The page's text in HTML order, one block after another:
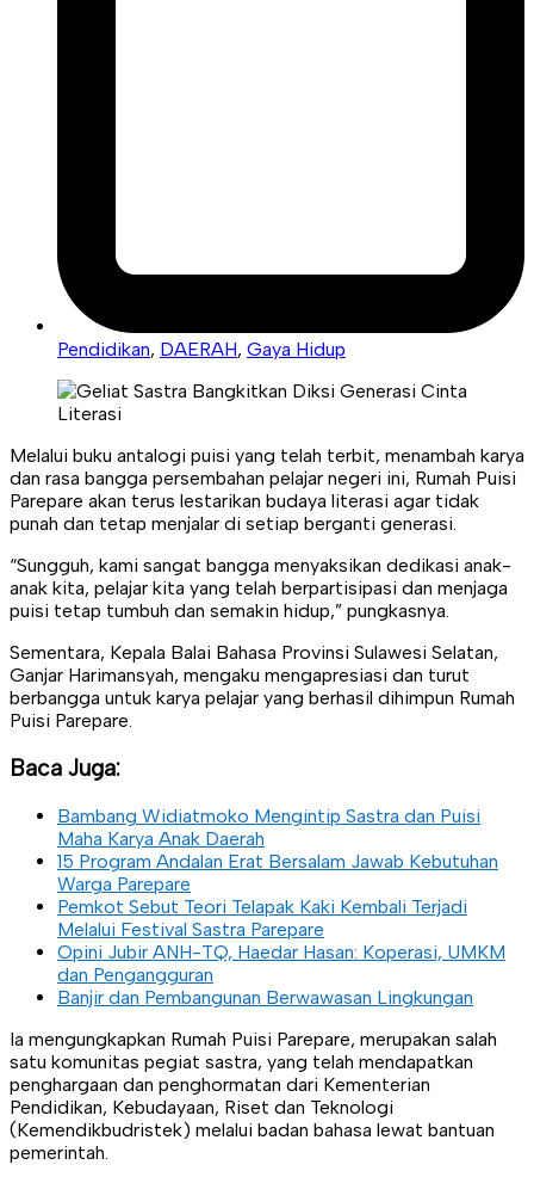
Pendidikan, DAERAH, Gaya Hidup
Melalui buku antalogi puisi yang telah terbit, menambah karya
dan rasa bangga persembahan pelajar negeri ini, Rumah Puisi
Parepare akan terus lestarikan budaya literasi agar tidak
punah dan tetap menjalar di setiap berganti generasi.
“Sungguh, kami sangat bangga menyaksikan dedikasi anak-
anak kita, pelajar kita yang telah berpartisipasi dan menjaga
puisi tetap tumbuh dan semakin hidup,” pungkasnya.
Sementara, Kepala Balai Bahasa Provinsi Sulawesi Selatan,
Ganjar Harimansyah, mengaku mengapresiasi dan turut
berbangga untuk karya pelajar yang berhasil dihimpun Rumah
Puisi Parepare.
Baca Juga:
Bambang Widiatmoko Mengintip Sastra dan Puisi
Maha Karya Anak Daerah
15 Program Andalan Erat Bersalam Jawab Kebutuhan
Warga Parepare
Pemkot Sebut Teori Telapak Kaki Kembali Terjadi
Melalui Festival Sastra Parepare
Opini Jubir ANH-TQ, Haedar Hasan: Koperasi, UMKM
dan Pengangguran
Banjir dan Pembangunan Berwawasan Lingkungan
Ia mengungkapkan Rumah Puisi Parepare, merupakan salah
satu komunitas pegiat sastra, yang telah mendapatkan
penghargaan dan penghormatan dari Kementerian
Pendidikan, Kebudayaan, Riset dan Teknologi
(Kemendikbudristek) melalui badan bahasa lewat bantuan
pemerintah.